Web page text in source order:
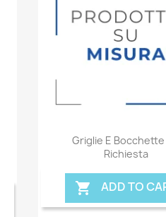
 Anteprima
Griglie E Bocchette
Richiesta
 ADD TO